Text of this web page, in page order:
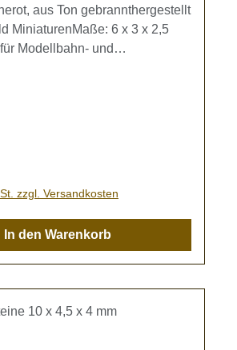
aus Ton gebrannthergestellt
MiniaturenMaße: 6 x 3 x 2,5
Modellbahn- und
zzgl. Versandkosten
In den Warenkorb